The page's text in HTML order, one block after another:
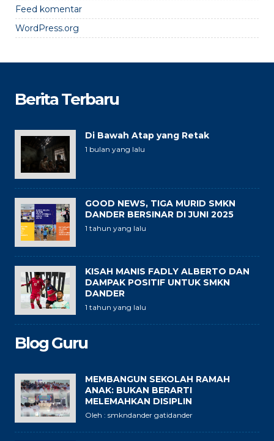
Feed komentar
WordPress.org
Berita Terbaru
Di Bawah Atap yang Retak
1 bulan yang lalu
GOOD NEWS, TIGA MURID SMKN
DANDER BERSINAR DI JUNI 2025
1 tahun yang lalu
KISAH MANIS FADLY ALBERTO DAN
DAMPAK POSITIF UNTUK SMKN
DANDER
1 tahun yang lalu
Blog Guru
MEMBANGUN SEKOLAH RAMAH
ANAK: BUKAN BERARTI
MELEMAHKAN DISIPLIN
Oleh : smkndander gatidander